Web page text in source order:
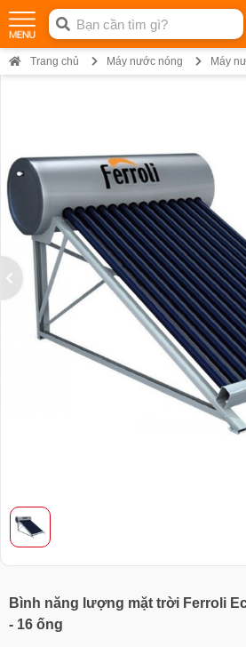
Trang chủ Máy nước nóng Máy
Bình năng lượng mặt trời Ferroli
- 16 ống